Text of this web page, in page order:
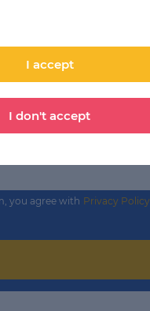
you agree with Privacy Policy
I accept
I don't accept